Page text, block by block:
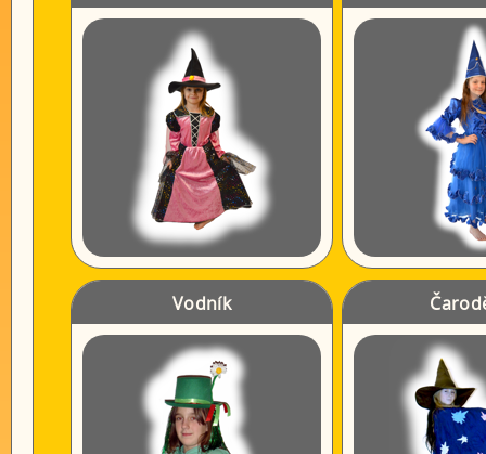
Vodník